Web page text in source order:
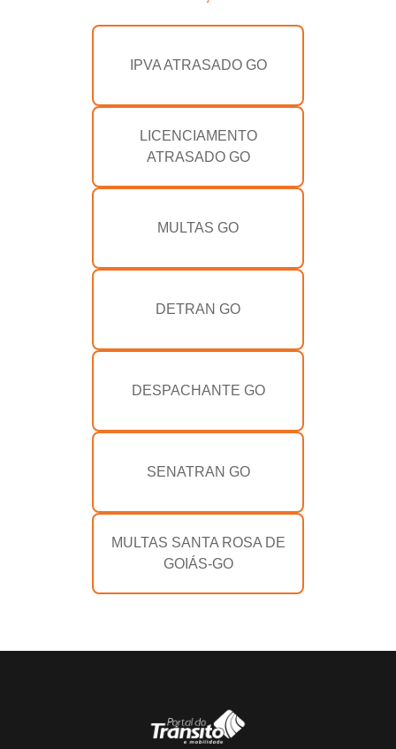
IPVA ATRASADO GO
LICENCIAMENTO
ATRASADO GO
MULTAS GO
DETRAN GO
DESPACHANTE GO
SENATRAN GO
MULTAS SANTA ROSA DE
GOIÁS-GO